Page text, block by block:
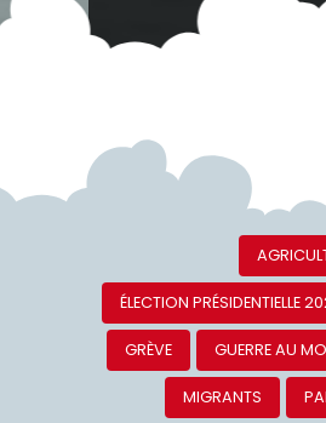
ÉLECTION PRÉSIDENTIELLE
GRÈVE GUERRE AU
MIGRANTS